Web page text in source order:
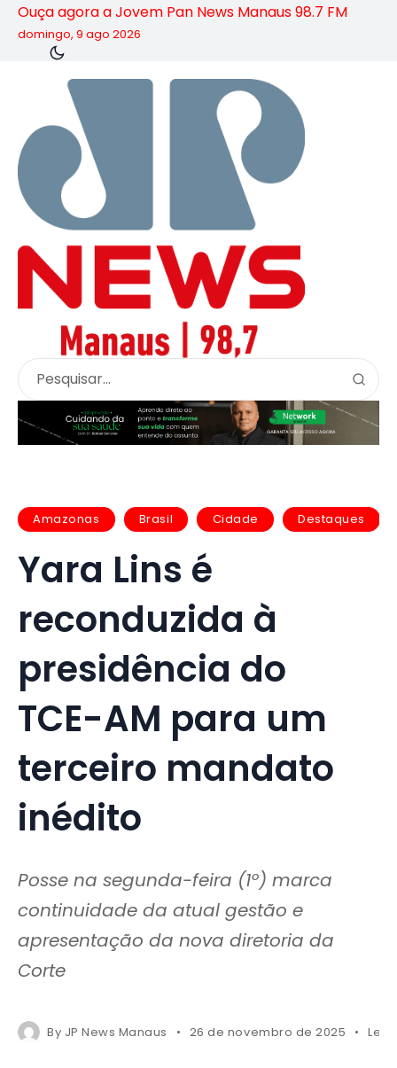
Ouça agora a Jovem Pan News Manaus 98.7 FM
domingo, 9 ago 2026
Amazonas Brasil Cidade Destaques
Yara Lins é
reconduzida à
presidência do
TCE-AM para um
terceiro mandato
inédito
Posse na segunda-feira (1º) marca
continuidade da atual gestão e
apresentação da nova diretoria da
Corte
By JP News Manaus 26 de novembro de 2025